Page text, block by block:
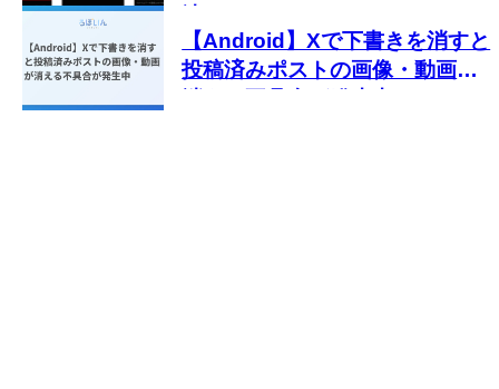
【Android】Xで下書きを消すと
投稿済みポストの画像・動画が